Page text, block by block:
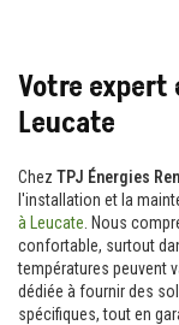
Votre
Leucate
Chez TPJ Énergies
l'installation et la
à Leucate . Nous
confortable, surtout
températures peuvent
dédiée à fournir des
spécifiques, tout en